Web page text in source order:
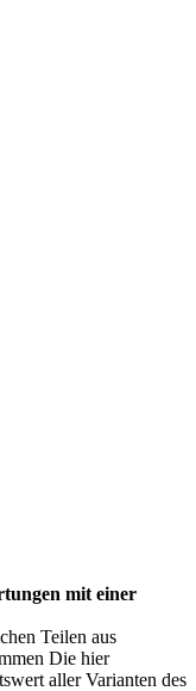
mit einer
Teilen aus
Die hier
aller Varianten des